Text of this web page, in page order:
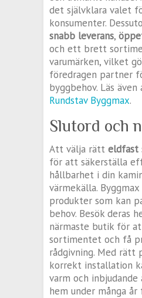
det självklara valet
konsumenter.
snabb leverans,
och ett brett
varumärken, vilket
föredragen partner
byggbehov. Läs
Rundstav Byggmax.
Slutord och
Att välja rätt eldfast
för att säkerställa
hållbarhet i din
värmekälla.
produkter som kan
behov. Besök deras
närmaste butik för
sortimentet och få
rådgivning. Med rätt
korrekt installation
varm och
hem under många år